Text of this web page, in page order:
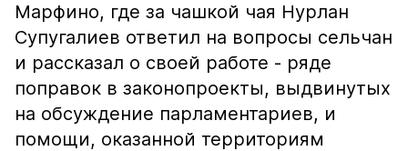
Марфино, где за чашкой чая Нурлан
Супугалиев ответил на вопросы сельчан
и рассказал о своей работе - ряде
поправок в законопроекты, выдвинутых
на обсуждение парламентариев, и
помощи, оказанной территориям